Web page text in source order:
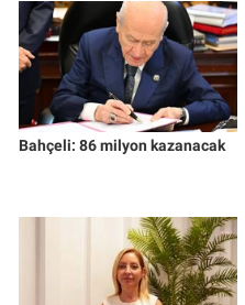
Bahçeli: 86 milyon kazanacak